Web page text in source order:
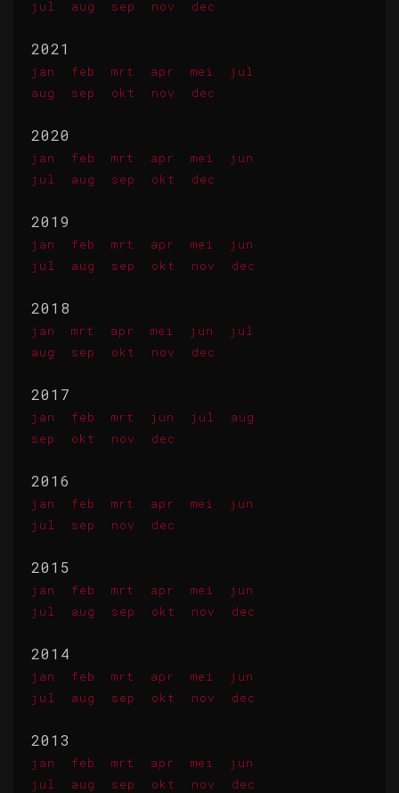
jul aug sep nov dec
2021
jan feb mrt apr mei
jul
aug
sep okt nov dec
2020
jan feb mrt apr mei
jun
jul
aug sep okt dec
2019
jan feb mrt apr mei
jun
jul
aug sep okt nov dec
2018
jan mrt apr mei jun
jul
aug
sep okt nov dec
2017
jan feb mrt jun jul
aug
sep
okt nov dec
2016
jan feb mrt apr mei
jun
jul
sep nov dec
2015
jan feb mrt apr mei
jun
jul
aug sep okt nov dec
2014
jan feb mrt apr mei
jun
jul
aug sep okt nov dec
2013
jan feb mrt apr mei
jun
jul
aug sep okt nov dec